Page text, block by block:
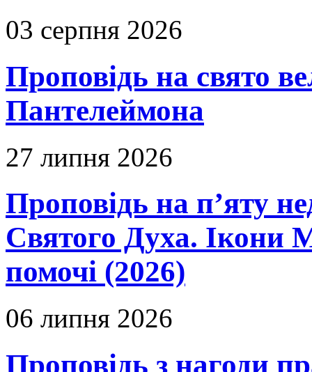
03 серпня 2026
Проповідь на свято
Пантелеймона
27 липня 2026
Проповідь на п’яту
Святого Духа. Ікони
помочі (2026)
06 липня 2026
Проповідь з нагоди